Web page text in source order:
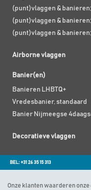
(punt)vlaggen &
(punt)vlaggen &
(punt)vlaggen &
Airborne vlaggen
Banier(en)
Banieren LHBTQ+
Vredesbanier, standaard
Banier Nijmeegse
Decoratieve vlaggen
BEL: +31 26 35 15 313
Onze klanten waarderen